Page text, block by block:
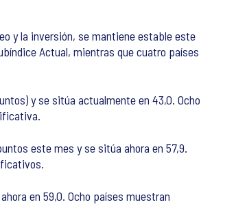
y la inversión, se mantiene estable este
Actual, mientras que cuatro países
y se sitúa actualmente en 43,0. Ocho
este mes y se sitúa ahora en 57,9.
en 59,0. Ocho países muestran